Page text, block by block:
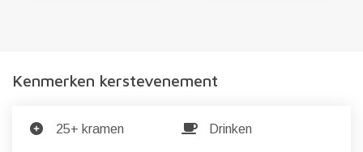
Kenmerken kerstevenement
25+ kramen Drinken